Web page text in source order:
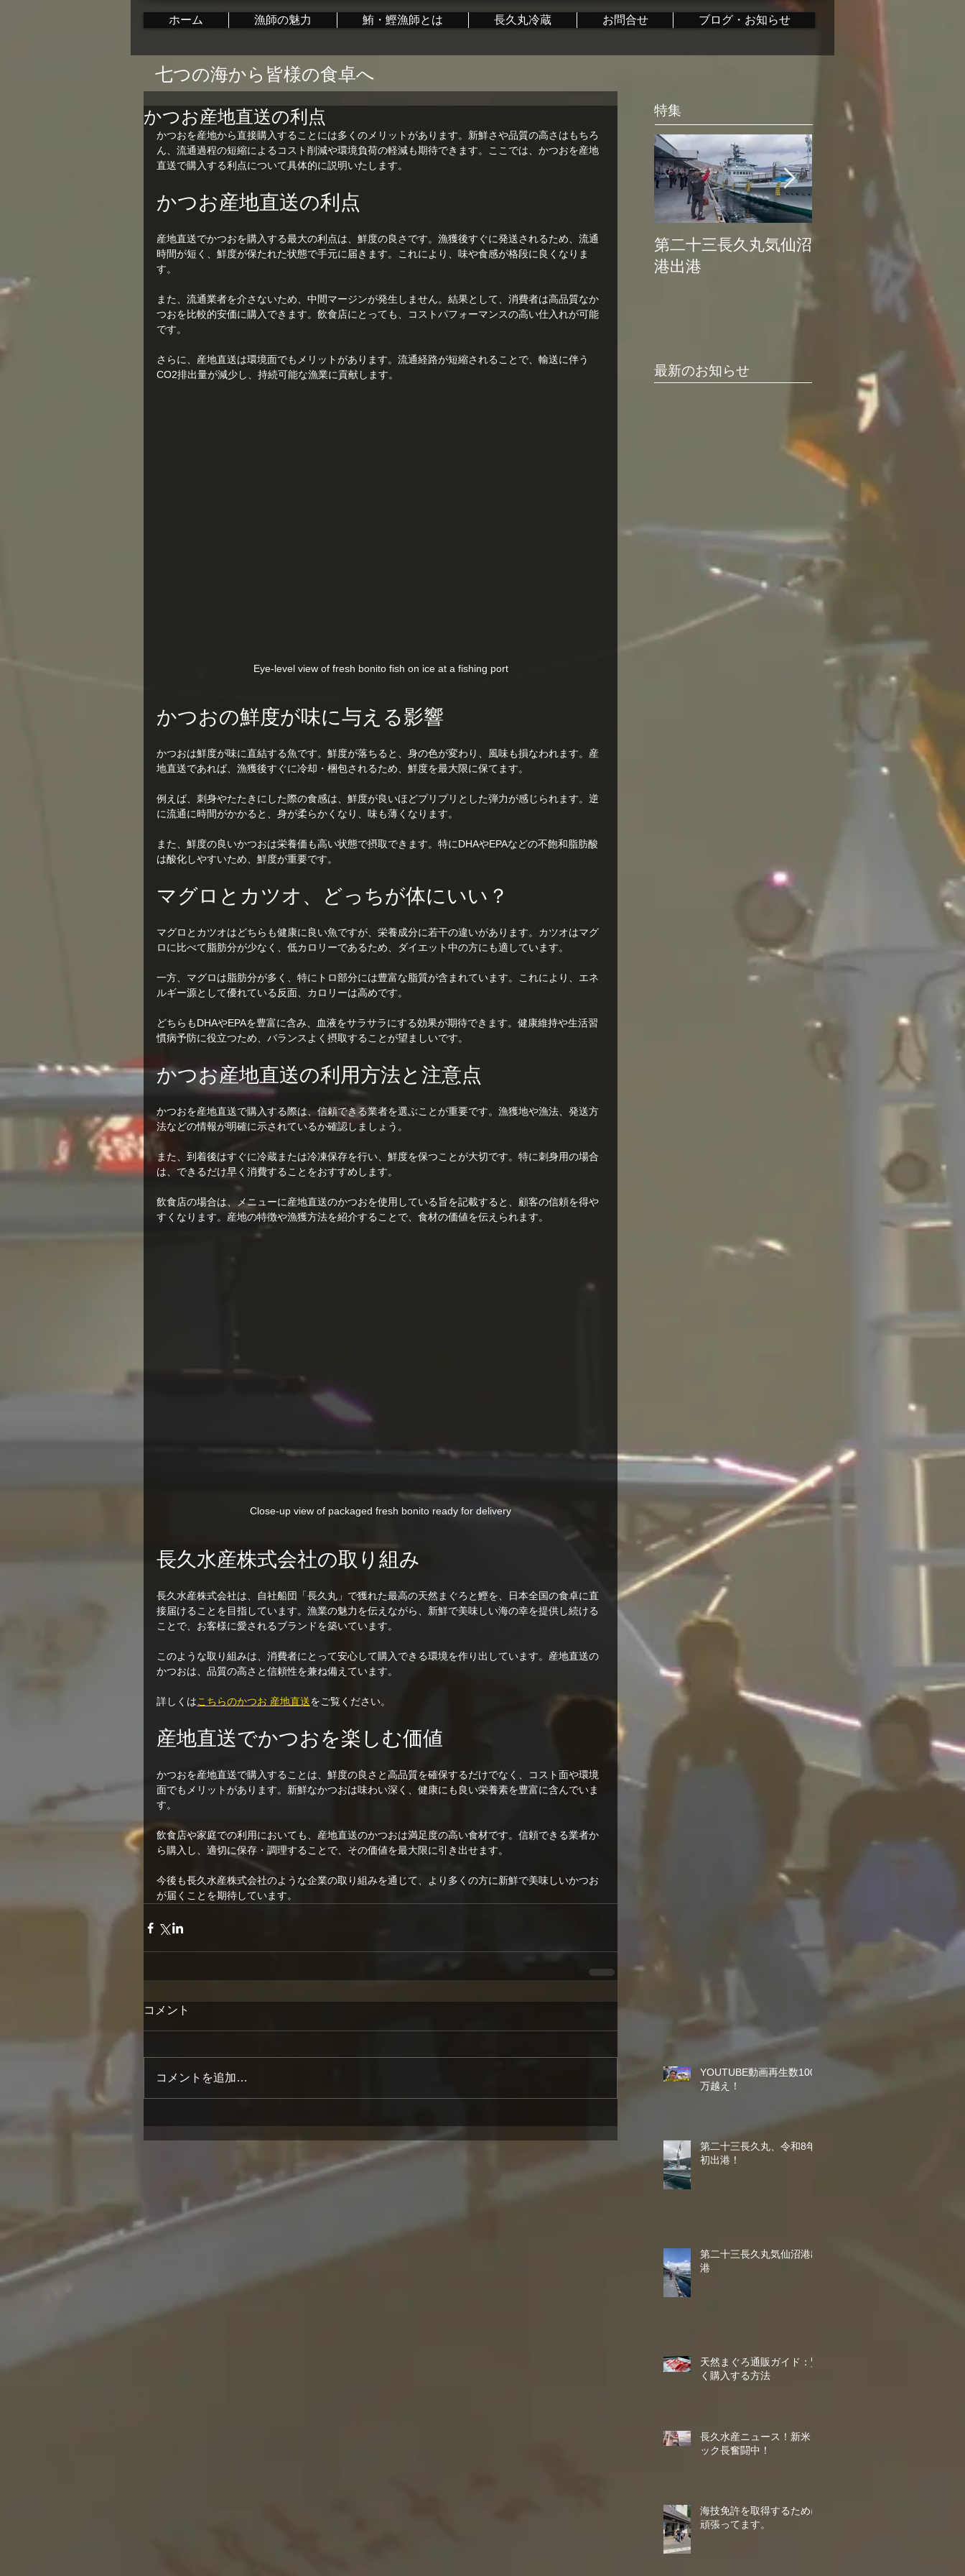
ホーム 漁師の魅力 鮪・鰹漁師とは 長久丸冷蔵 お問合せ ブログ・お知らせ
かつお産地直送の利点
かつおを産地から直接購入することには多くのメリットがあります。新鮮さや品質の高さはもちろ
ん、流通過程の短縮によるコスト削減や環境負荷の軽減も期待できます。ここでは、かつおを産地
直送で購入する利点について具体的に説明いたします。
かつお産地直送の利点
産地直送でかつおを購入する最大の利点は、鮮度の良さです。漁獲後すぐに発送されるため、流通
時間が短く、鮮度が保たれた状態で手元に届きます。これにより、味や食感が格段に良くなりま
す。
また、流通業者を介さないため、中間マージンが発生しません。結果として、消費者は高品質なか
つおを比較的安価に購入できます。飲食店にとっても、コストパフォーマンスの高い仕入れが可能
です。
さらに、産地直送は環境面でもメリットがあります。流通経路が短縮されることで、輸送に伴う
CO2排出量が減少し、持続可能な漁業に貢献します。
Eye-level view of fresh bonito fish on ice at a fishing port
かつおの鮮度が味に与える影響
かつおは鮮度が味に直結する魚です。鮮度が落ちると、身の色が変わり、風味も損なわれます。産
地直送であれば、漁獲後すぐに冷却・梱包されるため、鮮度を最大限に保てます。
例えば、刺身やたたきにした際の食感は、鮮度が良いほどプリプリとした弾力が感じられます。逆
に流通に時間がかかると、身が柔らかくなり、味も薄くなります。
また、鮮度の良いかつおは栄養価も高い状態で摂取できます。特にDHAやEPAなどの不飽和脂肪酸
は酸化しやすいため、鮮度が重要です。
マグロとカツオ、どっちが体にいい？
マグロとカツオはどちらも健康に良い魚ですが、栄養成分に若干の違いがあります。カツオはマグ
ロに比べて脂肪分が少なく、低カロリーであるため、ダイエット中の方にも適しています。
一方、マグロは脂肪分が多く、特にトロ部分には豊富な脂質が含まれています。これにより、エネ
ルギー源として優れている反面、カロリーは高めです。
どちらもDHAやEPAを豊富に含み、血液をサラサラにする効果が期待できます。健康維持や生活習
慣病予防に役立つため、バランスよく摂取することが望ましいです。
かつお産地直送の利用方法と注意点
かつおを産地直送で購入する際は、信頼できる業者を選ぶことが重要です。漁獲地や漁法、発送方
法などの情報が明確に示されているか確認しましょう。
また、到着後はすぐに冷蔵または冷凍保存を行い、鮮度を保つことが大切です。特に刺身用の場合
は、できるだけ早く消費することをおすすめします。
飲食店の場合は、メニューに産地直送のかつおを使用している旨を記載すると、顧客の信頼を得や
すくなります。産地の特徴や漁獲方法を紹介することで、食材の価値を伝えられます。
Close-up view of packaged fresh bonito ready for delivery
長久水産株式会社の取り組み
長久水産株式会社は、自社船団「長久丸」で獲れた最高の天然まぐろと鰹を、日本全国の食卓に直
接届けることを目指しています。漁業の魅力を伝えながら、新鮮で美味しい海の幸を提供し続ける
ことで、お客様に愛されるブランドを築いています。
このような取り組みは、消費者にとって安心して購入できる環境を作り出しています。産地直送の
かつおは、品質の高さと信頼性を兼ね備えています。
詳しくはこちらのかつお 産地直送をご覧ください。
産地直送でかつおを楽しむ価値
かつおを産地直送で購入することは、鮮度の良さと高品質を確保するだけでなく、コスト面や環境
面でもメリットがあります。新鮮なかつおは味わい深く、健康にも良い栄養素を豊富に含んでいま
す。
飲食店や家庭での利用においても、産地直送のかつおは満足度の高い食材です。信頼できる業者か
ら購入し、適切に保存・調理することで、その価値を最大限に引き出せます。
今後も長久水産株式会社のような企業の取り組みを通じて、より多くの方に新鮮で美味しいかつお
が届くことを期待しています。
コメント
コメントを追加…
特集
第二十三長久丸気仙沼
港出港
水産大国日本復活プ
ロジェクト始動
最新のお知らせ
YOUTUBE動画再生数100
万越え！
第二十三長久丸、令和8年
初出港！
第二十三長久丸気仙沼港出
港
天然まぐろ通販ガイド：賢
く購入する方法
長久水産ニュース！新米コ
ック長奮闘中！
海技免許を取得するために
頑張ってます。
七つの海から皆様の食卓へ